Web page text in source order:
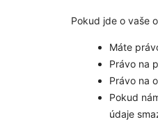
Pokud jde o vaše
Máte
Právo na
Právo na
Pokud
údaje